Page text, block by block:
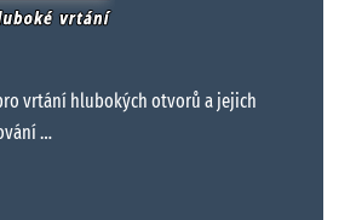
vrtání hlubokých otvorů a jejich
…